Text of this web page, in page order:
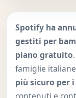
Spotify ha
gestiti per
piano gratuito
famiglie
più sicuro per